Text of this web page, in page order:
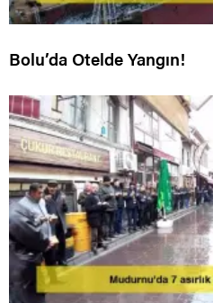
Bolu’da Otelde Yangın!